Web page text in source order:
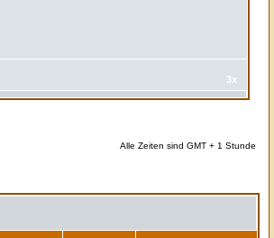
3x
Alle Zeiten sind GMT + 1 Stunde